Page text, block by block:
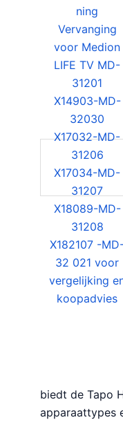
biedt de Tapo
apparaattypes